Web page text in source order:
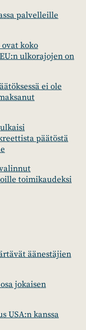
palvelleille
koko
ulkorajojen on
ei ole
päätöstä
toimikaudeksi
äänestäjien
jokaisen
USA:n kanssa